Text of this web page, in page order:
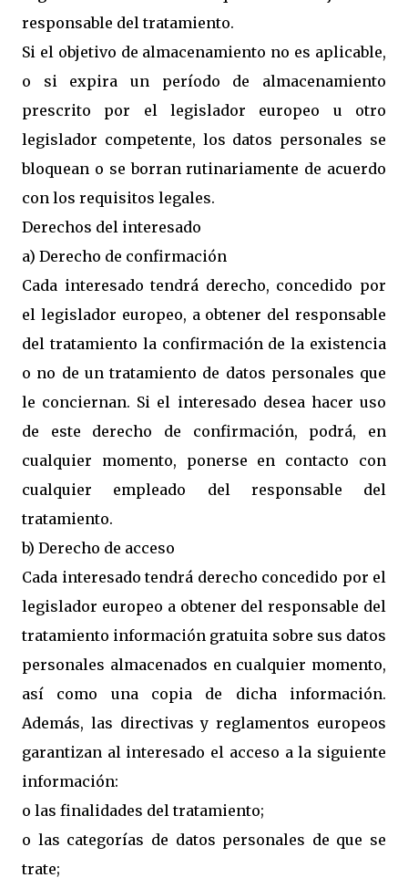
responsable del tratamiento.
Si el objetivo de almacenamiento no es aplicable,
o si expira un período de almacenamiento
prescrito por el legislador europeo u otro
legislador competente, los datos personales se
bloquean o se borran rutinariamente de acuerdo
con los requisitos legales.
Derechos del interesado
a) Derecho de confirmación
Cada interesado tendrá derecho, concedido por
el legislador europeo, a obtener del responsable
del tratamiento la confirmación de la existencia
o no de un tratamiento de datos personales que
le conciernan. Si el interesado desea hacer uso
de este derecho de confirmación, podrá, en
cualquier momento, ponerse en contacto con
cualquier empleado del responsable del
tratamiento.
b) Derecho de acceso
Cada interesado tendrá derecho concedido por el
legislador europeo a obtener del responsable del
tratamiento información gratuita sobre sus datos
personales almacenados en cualquier momento,
así como una copia de dicha información.
Además, las directivas y reglamentos europeos
garantizan al interesado el acceso a la siguiente
información:
o las finalidades del tratamiento;
o las categorías de datos personales de que se
trate;